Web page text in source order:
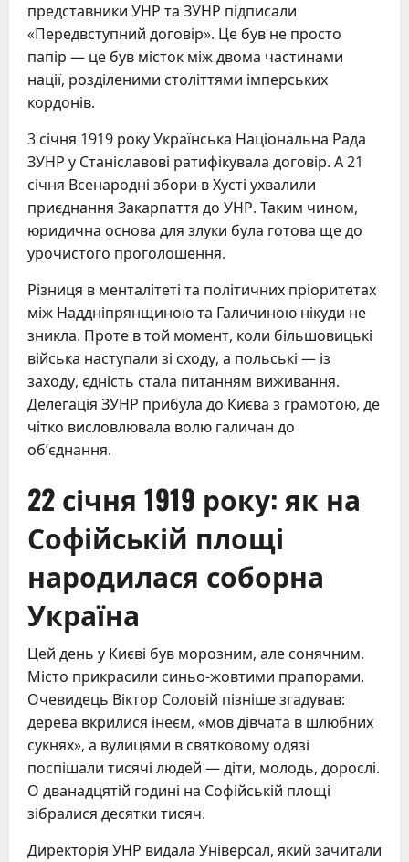
представники УНР та ЗУНР підписали
«Передвступний договір». Це був не просто
папір — це був місток між двома частинами
нації, розділеними століттями імперських
кордонів.
3 січня 1919 року Українська Національна Рада
ЗУНР у Станіславові ратифікувала договір. А 21
січня Всенародні збори в Хусті ухвалили
приєднання Закарпаття до УНР. Таким чином,
юридична основа для злуки була готова ще до
урочистого проголошення.
Різниця в менталітеті та політичних пріоритетах
між Наддніпрянщиною та Галичиною нікуди не
зникла. Проте в той момент, коли більшовицькі
війська наступали зі сходу, а польські — із
заходу, єдність стала питанням виживання.
Делегація ЗУНР прибула до Києва з грамотою, де
чітко висловлювала волю галичан до
об’єднання.
22 січня 1919 року: як на
Софійській площі
народилася соборна
Україна
Цей день у Києві був морозним, але сонячним.
Місто прикрасили синьо-жовтими прапорами.
Очевидець Віктор Соловій пізніше згадував:
дерева вкрилися інеєм, «мов дівчата в шлюбних
сукнях», а вулицями в святковому одязі
поспішали тисячі людей — діти, молодь, дорослі.
О дванадцятій годині на Софійській площі
зібралися десятки тисяч.
Директорія УНР видала Універсал, який зачитали